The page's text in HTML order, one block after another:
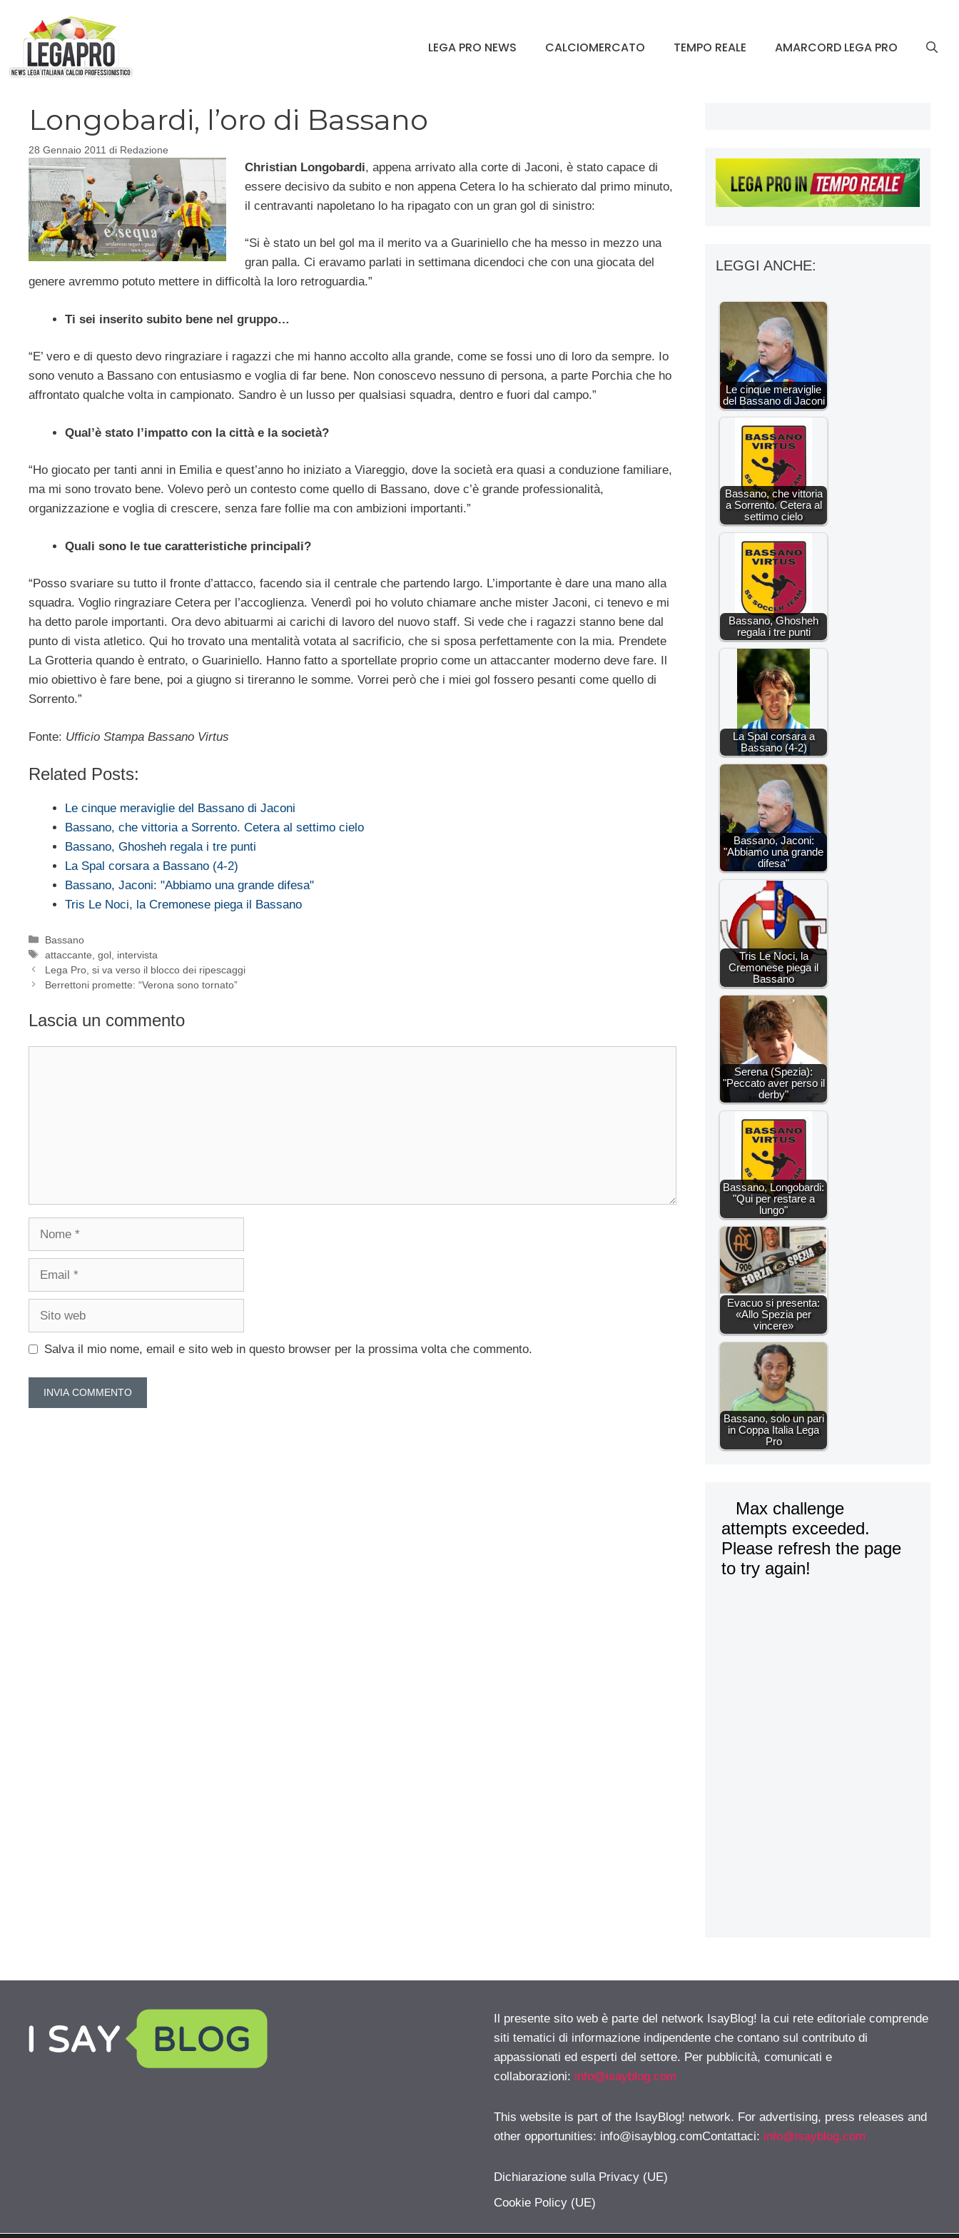
contenuto
LEGA PRO NEWS CALCIOMERCATO TEMPO REALE AMARCORD LEGA PRO
Longobardi, l’oro di Bassano
28 Gennaio 2011 di Redazione
Christian Longobardi, appena arrivato alla corte di Jaconi, è stato capace di
essere decisivo da subito e non appena Cetera lo ha schierato dal primo minuto,
il centravanti napoletano lo ha ripagato con un gran gol di sinistro:
“Si è stato un bel gol ma il merito va a Guariniello che ha messo in mezzo una
gran palla. Ci eravamo parlati in settimana dicendoci che con una giocata del
genere avremmo potuto mettere in difficoltà la loro retroguardia.”
Ti sei inserito subito bene nel gruppo…
“E’ vero e di questo devo ringraziare i ragazzi che mi hanno accolto alla grande, come se fossi uno di loro da sempre. Io
sono venuto a Bassano con entusiasmo e voglia di far bene. Non conoscevo nessuno di persona, a parte Porchia che ho
affrontato qualche volta in campionato. Sandro è un lusso per qualsiasi squadra, dentro e fuori dal campo.”
Qual’è stato l’impatto con la città e la società?
“Ho giocato per tanti anni in Emilia e quest’anno ho iniziato a Viareggio, dove la società era quasi a conduzione familiare,
ma mi sono trovato bene. Volevo però un contesto come quello di Bassano, dove c’è grande professionalità,
organizzazione e voglia di crescere, senza fare follie ma con ambizioni importanti.”
Quali sono le tue caratteristiche principali?
“Posso svariare su tutto il fronte d’attacco, facendo sia il centrale che partendo largo. L’importante è dare una mano alla
squadra. Voglio ringraziare Cetera per l’accoglienza. Venerdì poi ho voluto chiamare anche mister Jaconi, ci tenevo e mi
ha detto parole importanti. Ora devo abituarmi ai carichi di lavoro del nuovo staff. Si vede che i ragazzi stanno bene dal
punto di vista atletico. Qui ho trovato una mentalità votata al sacrificio, che si sposa perfettamente con la mia. Prendete
La Grotteria quando è entrato, o Guariniello. Hanno fatto a sportellate proprio come un attaccanter moderno deve fare. Il
mio obiettivo è fare bene, poi a giugno si tireranno le somme. Vorrei però che i miei gol fossero pesanti come quello di
Sorrento.”
Fonte: Ufficio Stampa Bassano Virtus
Related Posts:
Le cinque meraviglie del Bassano di Jaconi
Bassano, che vittoria a Sorrento. Cetera al settimo cielo
Bassano, Ghosheh regala i tre punti
La Spal corsara a Bassano (4-2)
Bassano, Jaconi: "Abbiamo una grande difesa"
Tris Le Noci, la Cremonese piega il Bassano
Categorie
Bassano
Tag
attaccante ,gol intervista
Lega Pro, si va verso il blocco dei ripescaggi
Berrettoni promette: “Verona sono tornato”
Lascia un commento
Nome
Email
Sito
Salva il mio nome, email e sito web in questo browser per la prossima volta che commento.
LEGGI ANCHE:
Le cinque meraviglie
del Bassano di Jaconi
Bassano, che vittoria
a Sorrento. Cetera al
settimo cielo
Bassano, Ghosheh
regala i tre punti
La Spal corsara a
Bassano (4-2)
Bassano, Jaconi:
"Abbiamo una grande
difesa"
Tris Le Noci, la
Cremonese piega il
Bassano
Serena (Spezia):
"Peccato aver perso il
derby"
Bassano, Longobardi:
"Qui per restare a
lungo"
Evacuo si presenta:
«Allo Spezia per
vincere»
Bassano, solo un pari
in Coppa Italia Lega
Pro
Il presente sito web è parte del network IsayBlog! la cui rete editoriale comprende
siti tematici di informazione indipendente che contano sul contributo di
appassionati ed esperti del settore. Per pubblicità, comunicati e
collaborazioni: info@isayblog.com
This website is part of the IsayBlog! network. For advertising, press releases and
other opportunities: info@isayblog.comContattaci: info@isayblog.com
Dichiarazione sulla Privacy (UE)
Cookie Policy (UE)